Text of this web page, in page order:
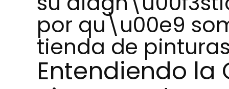
por qu\u00e9
tienda de
Entendiendo la